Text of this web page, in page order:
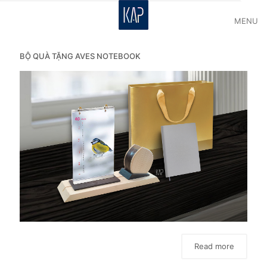
MENU
BỘ QUÀ TẶNG AVES NOTEBOOK
Read more